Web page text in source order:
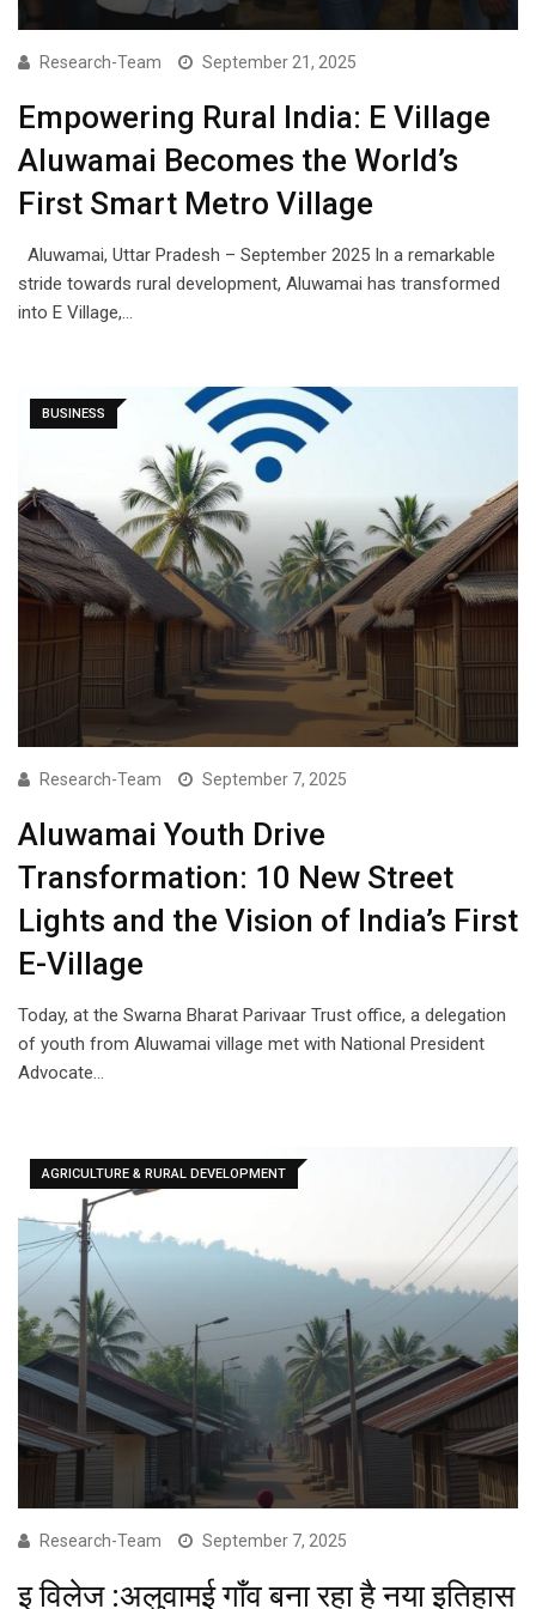
Research-Team September 21, 2025
Empowering Rural India: E Village
Aluwamai Becomes the World’s
First Smart Metro Village
Aluwamai, Uttar Pradesh – September 2025 In a remarkable
stride towards rural development, Aluwamai has transformed
into E Village,…
BUSINESS
Research-Team September 7, 2025
Aluwamai Youth Drive
Transformation: 10 New Street
Lights and the Vision of India’s First
E-Village
Today, at the Swarna Bharat Parivaar Trust office, a delegation
of youth from Aluwamai village met with National President
Advocate…
AGRICULTURE & RURAL DEVELOPMENT
Research-Team September 7, 2025
इ विलेज :अलुवामई गाँव बना रहा है नया इतिहास